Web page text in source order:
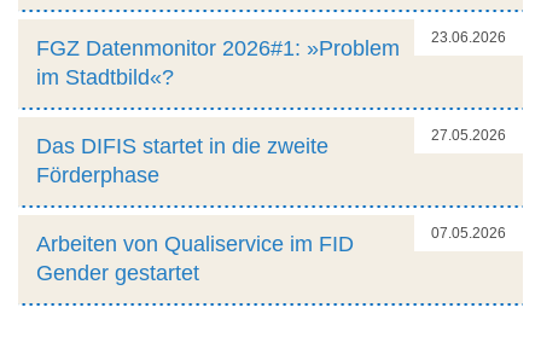
23.06.2026
FGZ Datenmonitor 2026#1: »Problem
im Stadtbild«?
27.05.2026
Das DIFIS startet in die zweite
Förderphase
07.05.2026
Arbeiten von Qualiservice im FID
Gender gestartet